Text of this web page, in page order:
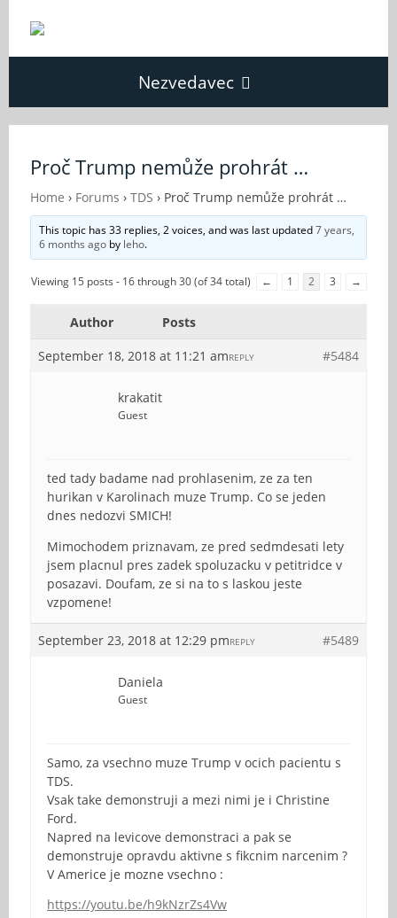
Nezvedavec
Fórum
Proč Trump nemůže prohrát …
Home › Forums › TDS › Proč Trump nemůže prohrát …
This topic has 33 replies, 2 voices, and was last updated7 years,
6 months ago by leho.
Viewing 15 posts - 16 through 30 (of 34 total) ← 1 2 3 →
Author
Posts
September 18, 2018 at 11:21 am
#5484
REPLY
krakatit
Guest
ted tady badame nad prohlasenim, ze za ten
hurikan v Karolinach muze Trump. Co se jeden
dnes nedozvi SMICH!
Mimochodem priznavam, ze pred sedmdesati lety
jsem placnul pres zadek spoluzacku v petitridce v
posazavi. Doufam, ze si na to s laskou jeste
vzpomene!
September 23, 2018 at 12:29 pm #5489
REPLY
Daniela
Guest
Samo, za vsechno muze Trump v ocich pacientu s
TDS.
Vsak take demonstruji a mezi nimi je i Christine
Ford.
Napred na levicove demonstraci a pak se
demonstruje opravdu aktivne s fikcnim narcenim ?
V Americe je mozne vsechno :
https://youtu.be/h9kNzrZs4Vw